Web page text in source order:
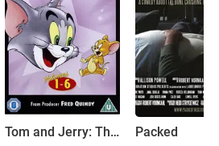
Tom and Jerry: The Classic Collection Packed